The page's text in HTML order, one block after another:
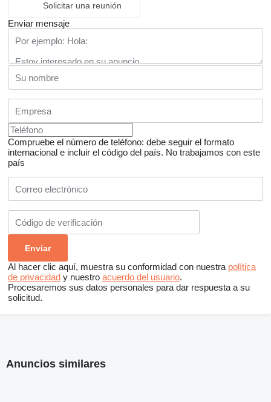
Solicitar una reunión
Enviar mensaje
Compruebe el número de teléfono: debe seguir el formato
internacional e incluir el código del país. No trabajamos con este
país
Al hacer clic aquí, muestra su conformidad con nuestra política
de privacidad y nuestro acuerdo del usuario.
Procesaremos sus datos personales para dar respuesta a su
solicitud.
Anuncios similares